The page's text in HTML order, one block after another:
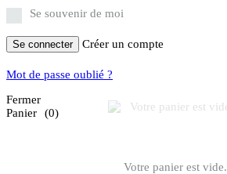
Se souvenir de moi
Se connecter Créer un compte
Mot de passe oublié ?
Fermer
Panier
(0)
Votre panier est vide.